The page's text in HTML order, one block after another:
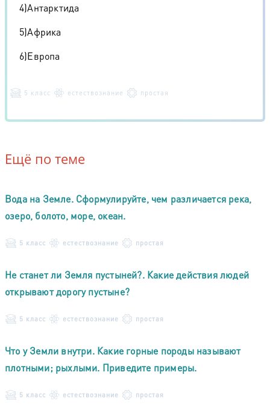
4)Антарктида
5)Африка
6)Европа
5 класс естествознание простая
Ещё по теме
Вода на Земле. Сформулируйте, чем различается река,
озеро, болото, море, океан.
5 класс естествознание простая
Не станет ли Земля пустыней?. Какие действия людей
открывают дорогу пустыне?
5 класс естествознание простая
Что у Земли внутри. Какие горные породы называют
плотными; рыхлыми. Приведите примеры.
5 класс естествознание простая